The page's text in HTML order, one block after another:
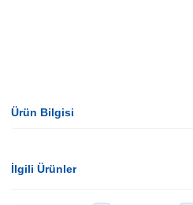
Ürün Bilgisi
İlgili Ürünler